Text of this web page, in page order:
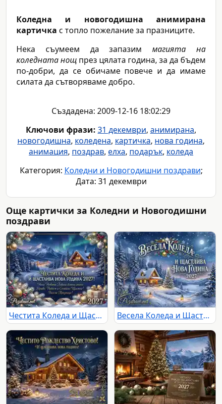
Коледна и новогодишна анимирана
картичка с топло пожелание за празниците.
Нека съумеем да запазиммагията на
коледната нощ през цялата година, за да бъдем
по-добри, да се обичаме повече и да имаме
силата да сътворяваме добро.
Създадена: 2009-12-16 18:02:29
Ключови фрази: 31 декември, анимирана,
новогодишна, коледена, картичка, нова година,
анимация, поздрав, елха, подарък, коледа
Категория: Коледни и Новогодишни поздрави;
Дата: 31 декември
Още картички за Коледни и Новогодишни
поздрави
Честита Коледа и Щастлива Нова Година 2027! Зимна картичка с къща, планини и полярно сияние. Весела Коледа и Щастлива Нова Година 2027: Зимна картичка със заснежена къща и елхи под лунна светлина.